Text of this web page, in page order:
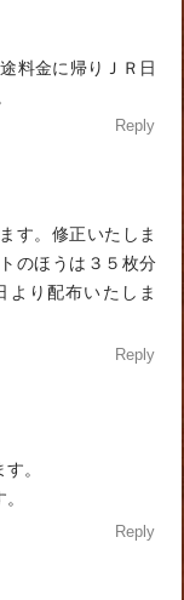
料金に帰りＪＲ日
Reply
す。修正いたしま
のほうは３５枚分
より配布いたしま
Reply
。
Reply